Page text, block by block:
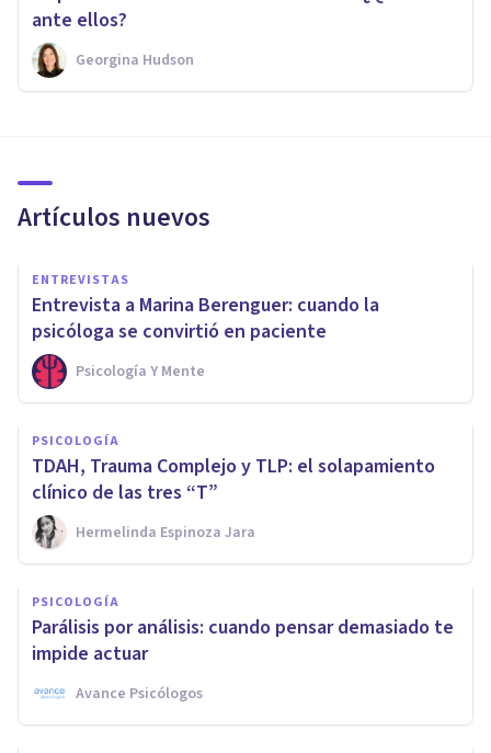
ante ellos?
Georgina Hudson
Artículos nuevos
ENTREVISTAS
Entrevista a Marina Berenguer: cuando la
psicóloga se convirtió en paciente
Psicología Y Mente
PSICOLOGÍA
TDAH, Trauma Complejo y TLP: el solapamiento
clínico de las tres “T”
Hermelinda Espinoza Jara
PSICOLOGÍA
Parálisis por análisis: cuando pensar demasiado te
impide actuar
Avance Psicólogos